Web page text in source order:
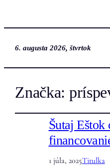
6. augusta 2026, štvrtok
Značka:
Šutaj
1 júla, 2025Titulka